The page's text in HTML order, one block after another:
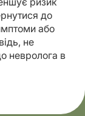
до
або
не
невролога в